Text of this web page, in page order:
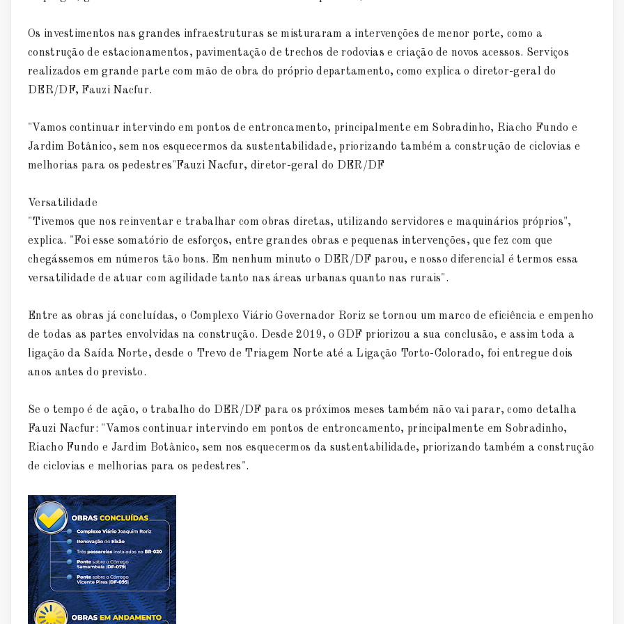
Os investimentos nas grandes infraestruturas se misturaram a intervenções de menor porte, como a
construção de estacionamentos, pavimentação de trechos de rodovias e criação de novos acessos. Serviços
realizados em grande parte com mão de obra do próprio departamento, como explica o diretor-geral do
DER/DF, Fauzi Nacfur.
"Vamos continuar intervindo em pontos de entroncamento, principalmente em Sobradinho, Riacho Fundo e
Jardim Botânico, sem nos esquecermos da sustentabilidade, priorizando também a construção de ciclovias e
melhorias para os pedestres"Fauzi Nacfur, diretor-geral do DER/DF
Versatilidade
"Tivemos que nos reinventar e trabalhar com obras diretas, utilizando servidores e maquinários próprios",
explica. "Foi esse somatório de esforços, entre grandes obras e pequenas intervenções, que fez com que
chegássemos em números tão bons. Em nenhum minuto o DER/DF parou, e nosso diferencial é termos essa
versatilidade de atuar com agilidade tanto nas áreas urbanas quanto nas rurais".
Entre as obras já concluídas, o Complexo Viário Governador Roriz se tornou um marco de eficiência e empenho
de todas as partes envolvidas na construção. Desde 2019, o GDF priorizou a sua conclusão, e assim toda a
ligação da Saída Norte, desde o Trevo de Triagem Norte até a Ligação Torto-Colorado, foi entregue dois
anos antes do previsto.
Se o tempo é de ação, o trabalho do DER/DF para os próximos meses também não vai parar, como detalha
Fauzi Nacfur: "Vamos continuar intervindo em pontos de entroncamento, principalmente em Sobradinho,
Riacho Fundo e Jardim Botânico, sem nos esquecermos da sustentabilidade, priorizando também a construção
de ciclovias e melhorias para os pedestres".